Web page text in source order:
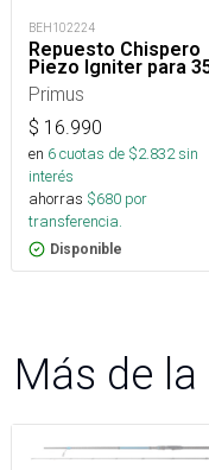
BEH102224
Repuesto Chispero
Piezo Igniter para
Primus
$ 16.990
en 6cuotas de $2.832sin
interés
ahorras $680 por
transferencia.
Disponible
Más de